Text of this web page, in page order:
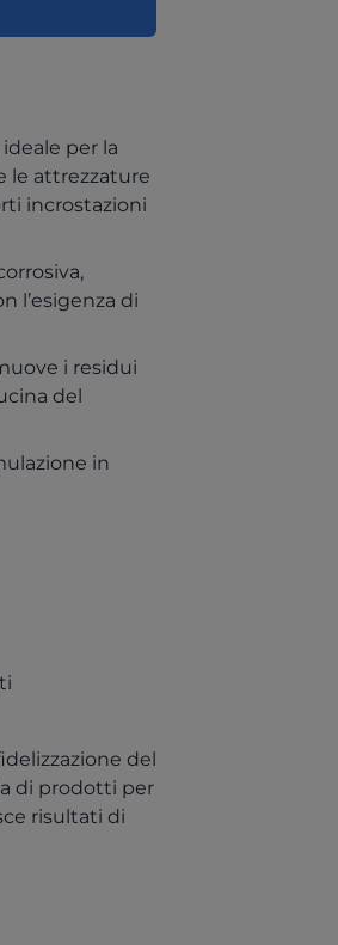
per la
le attrezzature
incrostazioni
l’esigenza di
i residui
del
in
del
di prodotti per
risultati di